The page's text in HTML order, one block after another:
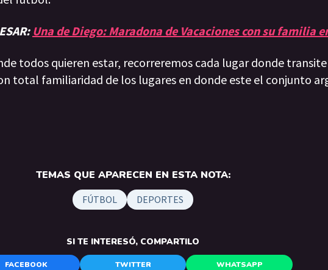
Una de Diego: Maradona de Vacaciones con su familia
todos quieren estar, recorreremos cada lugar donde transite
total familiaridad de los lugares en donde este el conjunto
TEMAS QUE APARECEN EN ESTA NOTA:
FÚTBOL DEPORTES
SI TE INTERESÓ, COMPARTILO
FACEBOOK TWITTER WHATSAPP